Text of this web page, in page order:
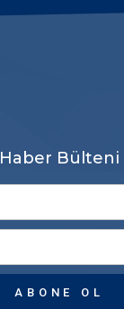
Haber Bülteni
ABONE OL